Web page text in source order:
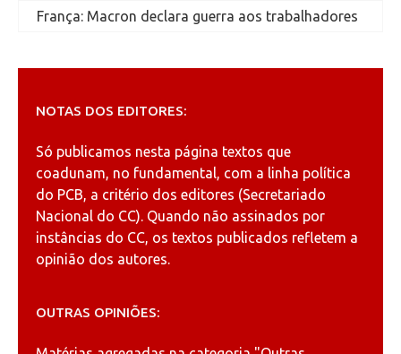
França: Macron declara guerra aos trabalhadores
NOTAS DOS EDITORES:
Só publicamos nesta página textos que
coadunam, no fundamental, com a linha política
do PCB, a critério dos editores (Secretariado
Nacional do CC). Quando não assinados por
instâncias do CC, os textos publicados refletem a
opinião dos autores.
OUTRAS OPINIÕES: